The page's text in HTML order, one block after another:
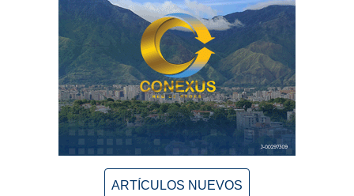
ARTÍCULOS NUEVOS